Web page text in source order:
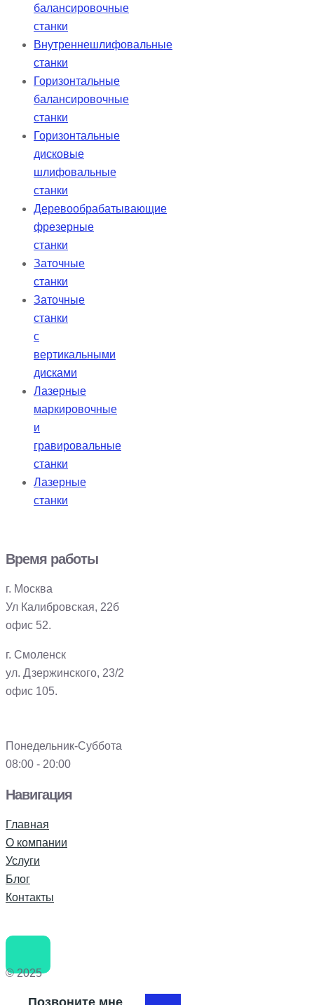
балансировочные
станки
Внутреннешлифовальные
станки
Горизонтальные
балансировочные
станки
Горизонтальные
дисковые
шлифовальные
станки
Деревообрабатывающие
фрезерные
станки
Заточные
станки
Заточные
станки
с
вертикальными
дисками
Лазерные
маркировочные
и
гравировальные
станки
Лазерные
станки
Время работы
г. Москва
Ул Калибровская, 22б
офис 52.
г. Смоленск
ул. Дзержинского, 23/2
офис 105.
Понедельник-Суббота
08:00 - 20:00
Навигация
Главная
О компании
Услуги
Блог
Контакты
© 2025